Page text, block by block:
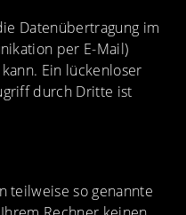
Datenübertragung im
per E-Mail)
Ein lückenloser
durch Dritte ist
teilweise so genannte